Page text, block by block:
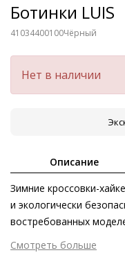
Ботинки LUIS
41034400100Чёрный
Нет в наличии
Описание
Зимние кроссовки-
и экологически
востребованных
эко меху и объёмной
комфортна и
Смотреть больше